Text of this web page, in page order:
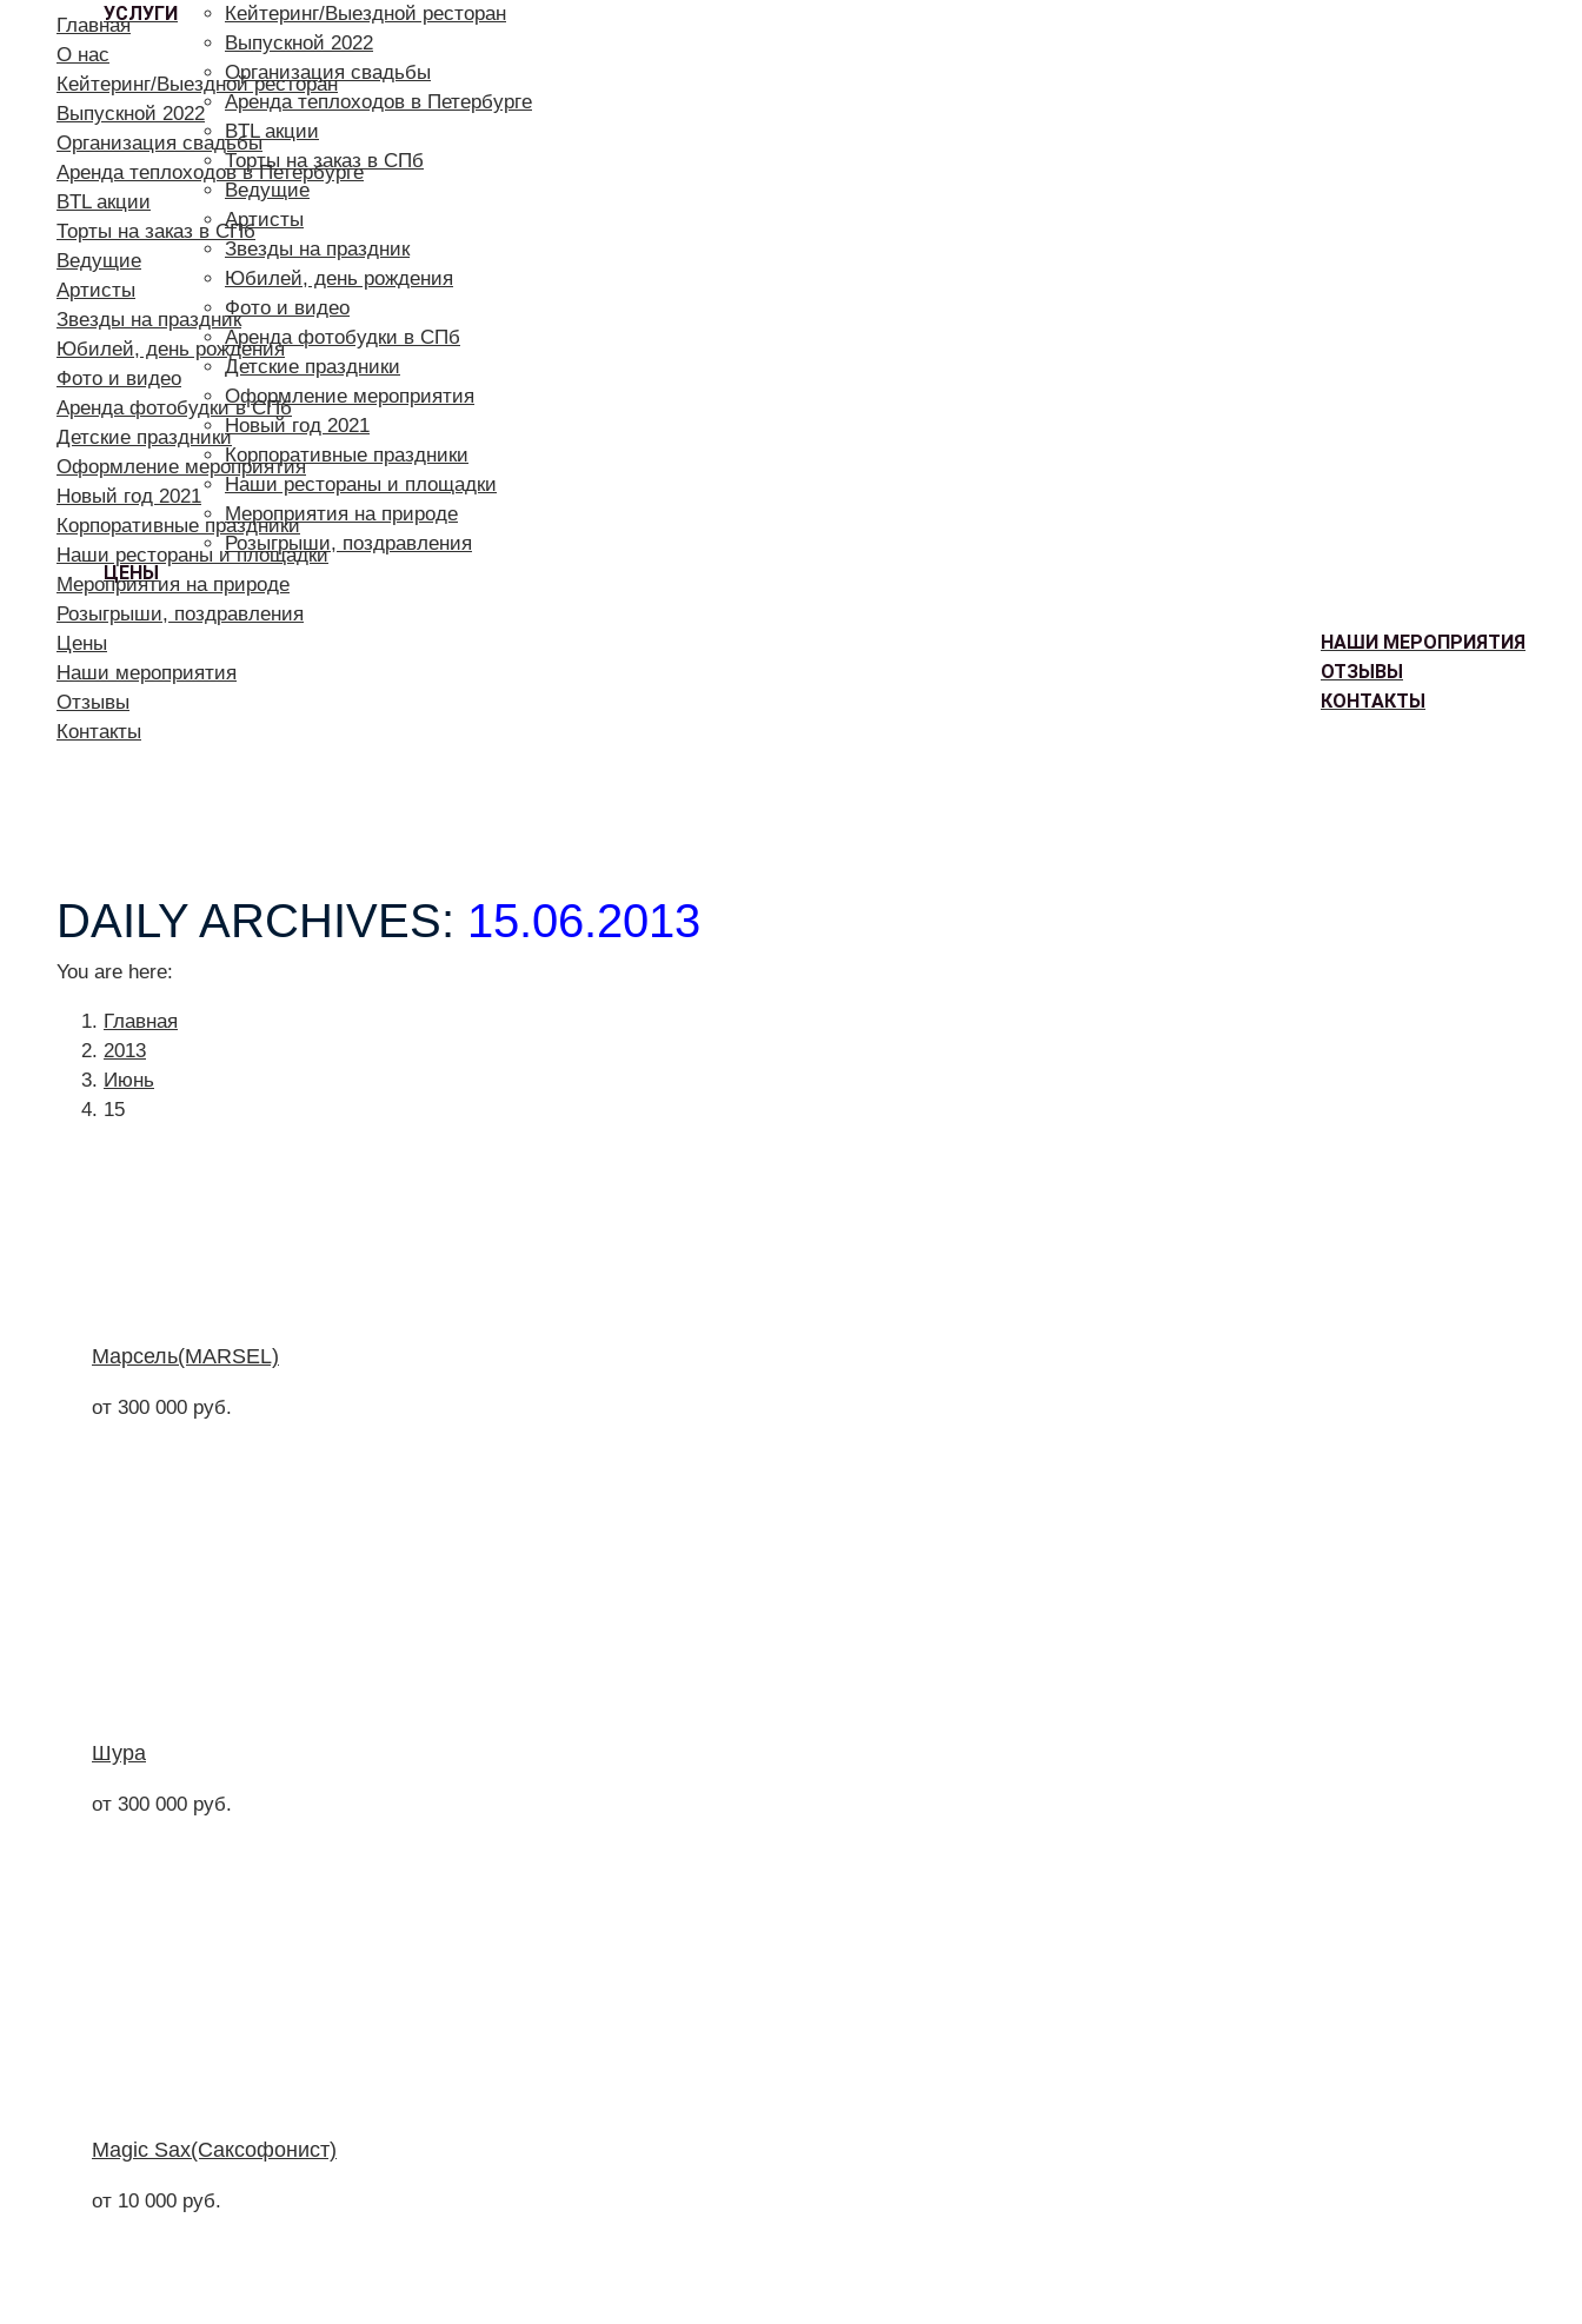
УСЛУГИ
Кейтеринг/Выездной ресторан
Выпускной 2022
Организация свадьбы
Аренда теплоходов в Петербурге
BTL акции
Торты на заказ в СПб
Ведущие
Артисты
Звезды на праздник
Юбилей, день рождения
Фото и видео
Аренда фотобудки в СПб
Детские праздники
Оформление мероприятия
Новый год 2021
Корпоративные праздники
Наши рестораны и площадки
Мероприятия на природе
Розыгрыши, поздравления
ЦЕНЫ
НАШИ МЕРОПРИЯТИЯ
ОТЗЫВЫ
КОНТАКТЫ
Главная
О нас
Кейтеринг/Выездной ресторан
Выпускной 2022
Организация свадьбы
Аренда теплоходов в Петербурге
BTL акции
Торты на заказ в СПб
Ведущие
Артисты
Звезды на праздник
Юбилей, день рождения
Фото и видео
Аренда фотобудки в СПб
Детские праздники
Оформление мероприятия
Новый год 2021
Корпоративные праздники
Наши рестораны и площадки
Мероприятия на природе
Розыгрыши, поздравления
Цены
Наши мероприятия
Отзывы
Контакты
DAILY ARCHIVES: 15.06.2013
You are here:
Главная
2013
Июнь
15
Марсель(MARSEL)
от 300 000 руб.
Шура
от 300 000 руб.
Magic Sax(Саксофонист)
от 10 000 руб.